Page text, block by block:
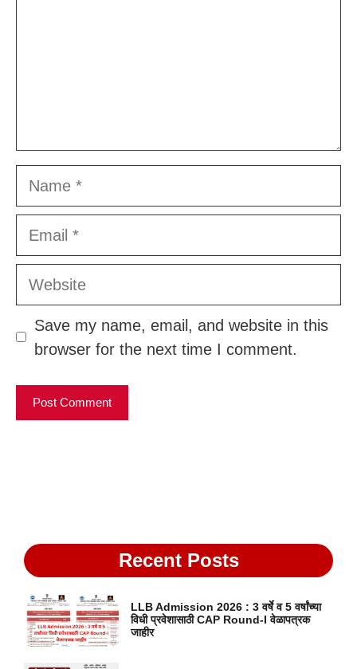
Name
Email
Website
Save my name, email, and website in this
browser for the next time I comment.
Recent Posts
LLB Admission 2026 : 3 वर्षे व 5 वर्षांच्या
विधी प्रवेशासाठी CAP Round-I वेळापत्रक
जाहीर